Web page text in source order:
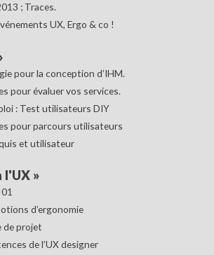
; Traces.
UX, Ergo & co !
pour la conception d’IHM.
pour évaluer vos services.
: Test utilisateurs DIY
pour parcours utilisateurs
et utilisateur
l'UX»
d’ergonomie
de projet
de l’UX designer